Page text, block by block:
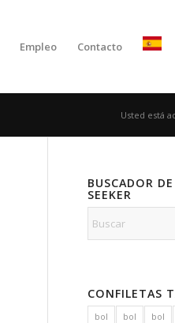
Empleo Contacto
Usted está
BUSCADOR
SEEKER
CONFILETAS
bol bol bol